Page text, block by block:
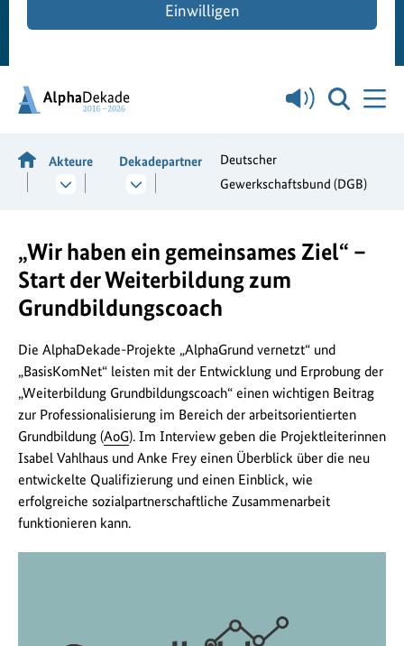
Einwilligen
Akteure Dekadepartner
Deutscher
Gewerkschaftsbund (DGB)
„Wir haben ein gemeinsames Ziel“ –
Start der Weiterbildung zum
Grundbildungscoach
Die AlphaDekade-Projekte „AlphaGrund vernetzt“ und
„BasisKomNet“ leisten mit der Entwicklung und Erprobung der
„Weiterbildung Grundbildungscoach“ einen wichtigen Beitrag
zur Professionalisierung im Bereich der arbeitsorientierten
Grundbildung (AoG). Im Interview geben die Projektleiterinnen
Isabel Vahlhaus und Anke Frey einen Überblick über die neu
entwickelte Qualifizierung und einen Einblick, wie
erfolgreiche sozialpartnerschaftliche Zusammenarbeit
funktionieren kann.